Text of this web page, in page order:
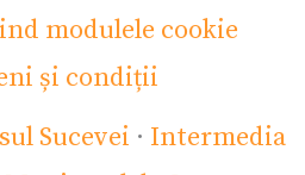
modulele cookie
și condiții
Sucevei · Intermedia